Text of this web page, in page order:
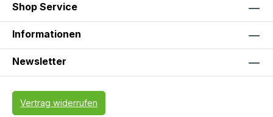
Shop Service
Informationen
Newsletter
Vertrag widerrufen